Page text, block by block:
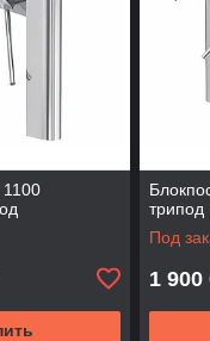
трипод
Под
1 900